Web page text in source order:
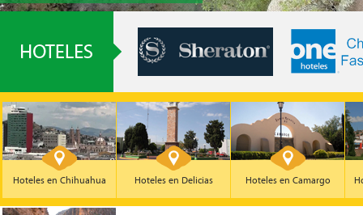
Hoteles en Chihuahua Hoteles en Delicias Hoteles en Camargo